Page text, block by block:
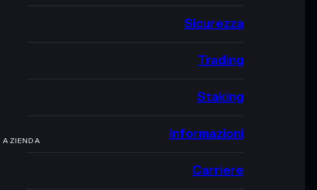
Sicurezza
Trading
Staking
AZIENDA Informazioni
Carriere